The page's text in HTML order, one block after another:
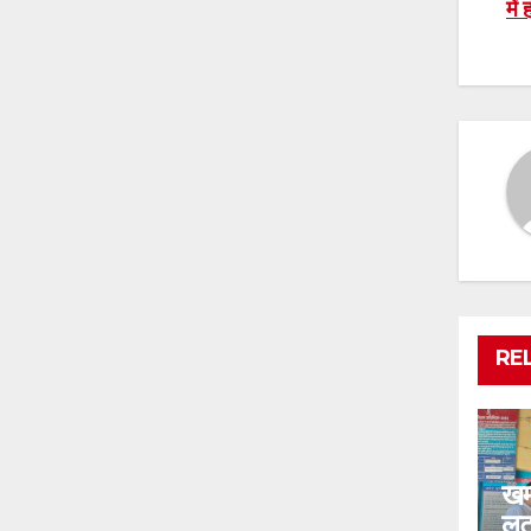
में